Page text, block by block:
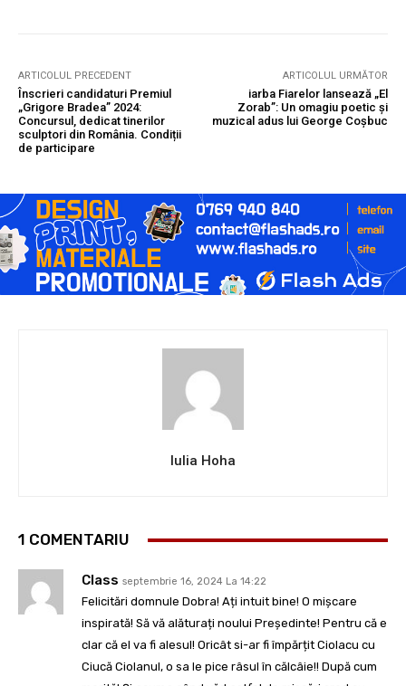
ARTICOLUL PRECEDENT
Înscrieri candidaturi Premiul
„Grigore Bradea” 2024:
Concursul, dedicat tinerilor
sculptori din România. Condiții
de participare
ARTICOLUL URMĂTOR
iarba Fiarelor lansează „El
Zorab”: Un omagiu poetic și
muzical adus lui George Coșbuc
Iulia Hoha
1 COMENTARIU
Class septembrie 16, 2024 La 14:22
Felicitări domnule Dobra! Ați intuit bine! O mișcare
inspirată! Să vă alăturați noului Președinte! Pentru că e
clar că el va fi alesul! Oricât si-ar fi împărțit Ciolacu cu
Ciucă Ciolanul, o sa le pice râsul în călcâie!! După cum